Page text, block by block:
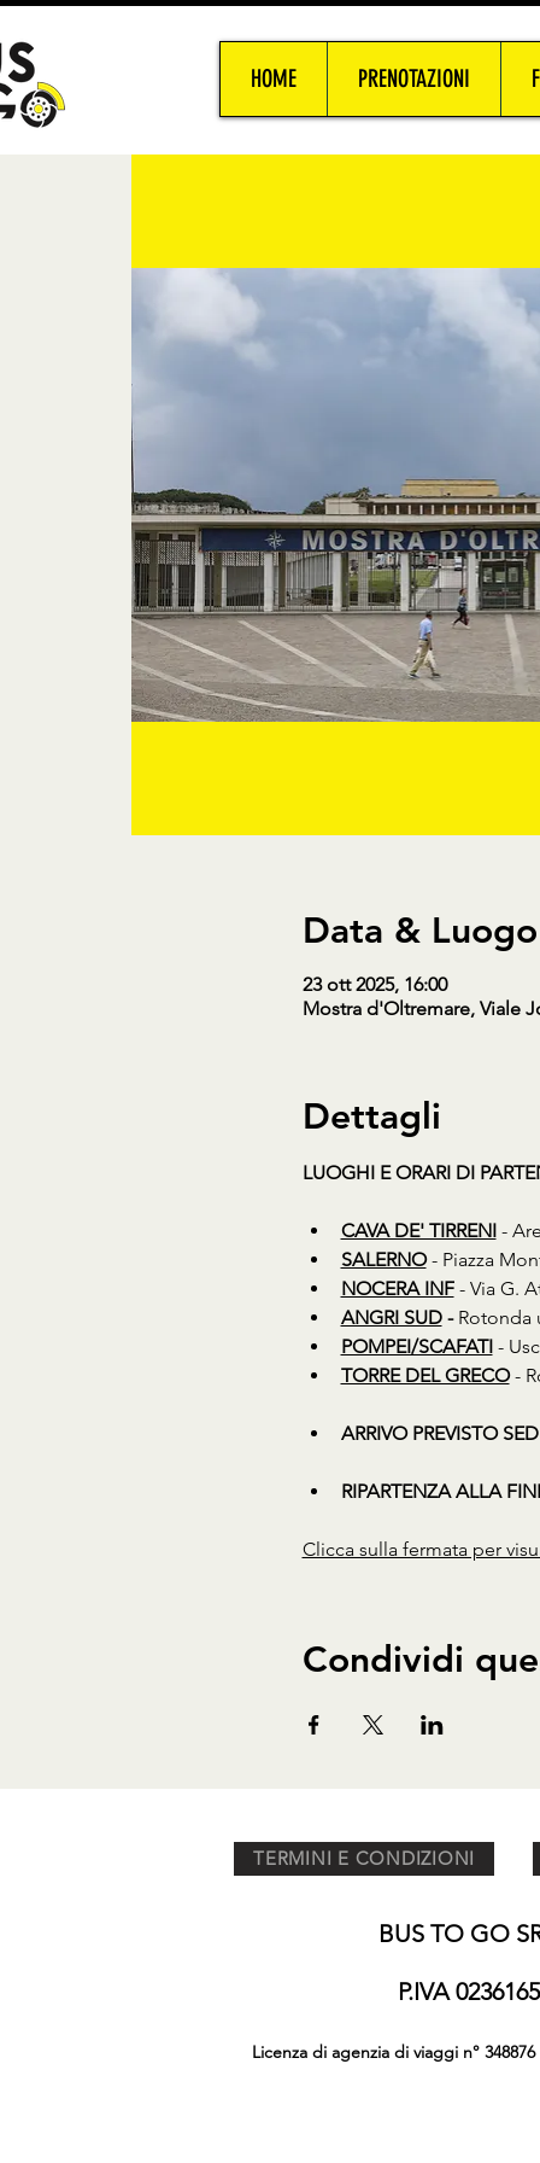
HOME PRENOTAZIONI
Data & Luogo
23 ott 2025, 16:00
Mostra d'Oltremare, Viale
Dettagli
LUOGHI E ORARI DI
CAVA DE' TIRRENI -
SALERNO - Piazza
NOCERA INF - Via G.
ANGRI SUD - Rotonda
POMPEI/SCAFATI -
TORRE DEL GRECO -
ARRIVO PREVISTO
RIPARTENZA ALLA
Clicca sulla fermata per
Condividi
TERMINI E CONDIZIONI
BUS TO GO
P.IVA
Licenza di agenzia di viaggi n°